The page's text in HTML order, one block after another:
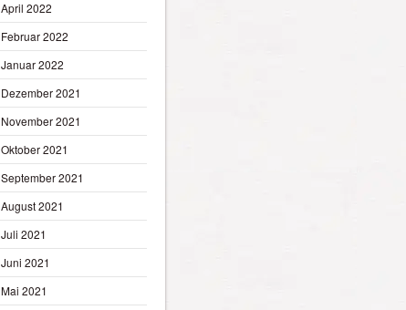
April 2022
Februar 2022
Januar 2022
Dezember 2021
November 2021
Oktober 2021
September 2021
August 2021
Juli 2021
Juni 2021
Mai 2021